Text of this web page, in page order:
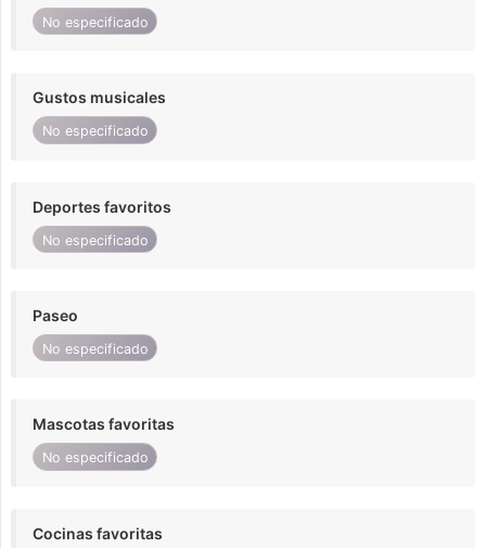
No especificado
Gustos musicales
No especificado
Deportes favoritos
No especificado
Paseo
No especificado
Mascotas favoritas
No especificado
Cocinas favoritas